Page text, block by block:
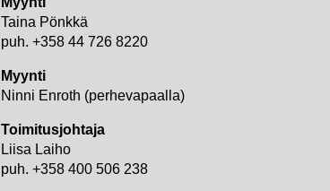
Taina Pönkkä
puh. +358 44 726 8220
Myynti
Ninni Enroth (perhevapaalla)
Toimitusjohtaja
Liisa Laiho
puh. +358 400 506 238